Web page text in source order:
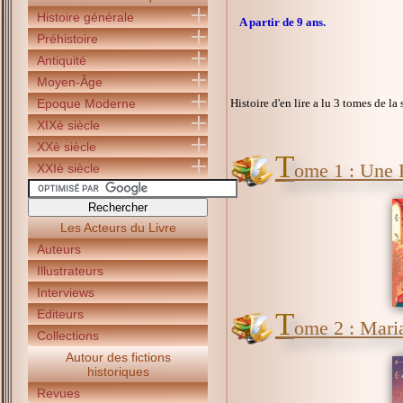
Histoire générale
Préhistoire
Antiquité
Moyen-Âge
Epoque Moderne
XIXè siècle
XXè siècle
XXIè siècle
Les Acteurs du Livre
Auteurs
Illustrateurs
Interviews
Editeurs
Collections
Autour des fictions
historiques
Revues
A partir de 9 ans.
Histoire d'en lire a lu 3 tomes de la
Tome 1 : Une
Tome 2 :